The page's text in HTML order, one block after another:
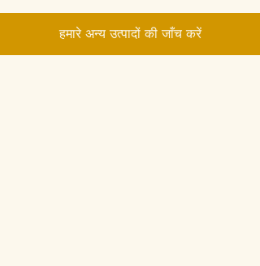
हमारे अन्य उत्पादों की जाँच करें